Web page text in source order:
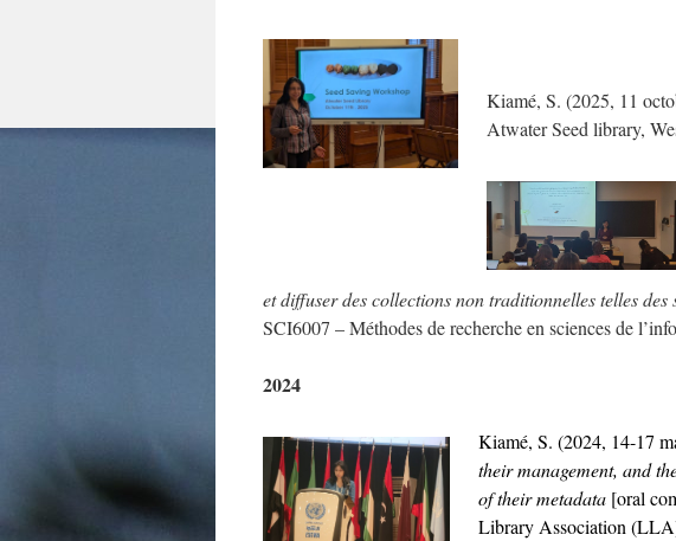
Kiamé, S. (2025, 11
Atwater Seed library,
et diffuser des collections non traditionnelles telles des
SCI6007 – Méthodes de recherche en sciences de
2024
Kiamé, S. (2024, 14-17
their management, and
of their metadata [oral
Library Association